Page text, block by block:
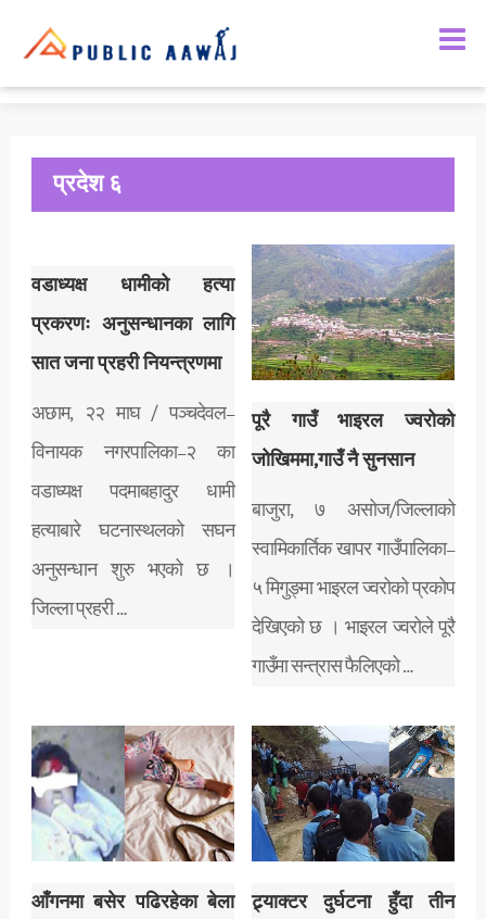
समाचार
समाज
राशिफल
प्रदेश ६
वडाध्यक्ष धामीको हत्या
प्रकरणः अनुसन्धानका लागि
सात जना प्रहरी नियन्त्रणमा
अछाम, २२ माघ / पञ्चदेवल–
विनायक नगरपालिका–२ का
वडाध्यक्ष पदमाबहादुर धामी
हत्याबारे घटनास्थलको सघन
अनुसन्धान शुरु भएको छ ।
जिल्ला प्रहरी …
पूरै गाउँ भाइरल ज्वरोको
जोखिममा,गाउँ नै सुनसान
बाजुरा, ७ असोज/जिल्लाको
स्वामिकार्तिक खापर गाउँपालिका–
५ मिगुङ्मा भाइरल ज्वरोको प्रकोप
देखिएको छ । भाइरल ज्वरोले पूरै
गाउँमा सन्त्रास फैलिएको …
आँगनमा बसेर पढिरहेका बेला ट्र्याक्टर दुर्घटना हुँदा तीन